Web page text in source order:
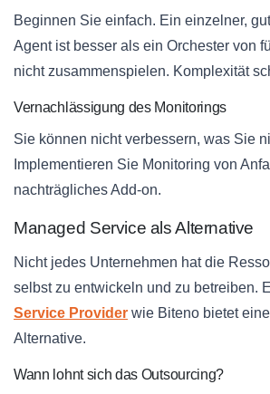
Beginnen Sie einfach. Ein einzelner,
Agent ist besser als ein Orchester von
nicht zusammenspielen. Komplexität
Vernachlässigung des Monitorings
Sie können nicht verbessern, was Sie
Implementieren Sie Monitoring von
nachträgliches Add-on.
Managed Service als Alternative
Nicht jedes Unternehmen hat die
selbst zu entwickeln und zu betreiben.
Service Provider wie Biteno bietet
Alternative.
Wann lohnt sich das Outsourcing?